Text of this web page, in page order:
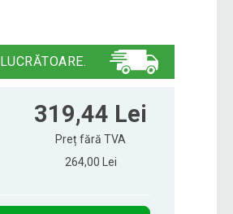
319,44 Lei
Preț fără TVA
264,00 Lei